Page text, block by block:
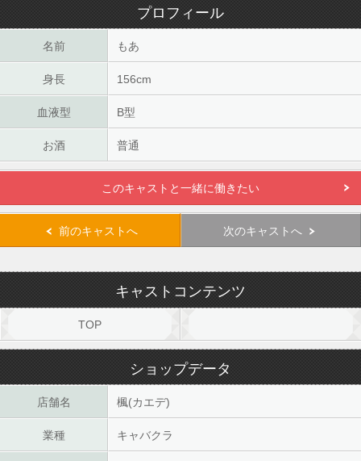
プロフィール
名前 もあ
身長 156cm
血液型 B型
お酒 普通
このキャストと一緒に働きたい
前のキャストへ 次のキャストへ
キャストコンテンツ
TOP
ショップデータ
店舗名 楓(カエデ)
業種 キャバクラ